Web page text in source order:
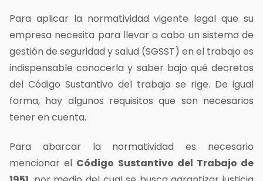
Para aplicar la normatividad vigente legal que su
empresa necesita para llevar a cabo un sistema de
gestión de seguridad y salud (SGSST) en el trabajo es
indispensable conocerla y saber bajo qué decretos
del Código Sustantivo del trabajo se rige. De igual
forma, hay algunos requisitos que son necesarios
tener en cuenta.
Para abarcar la normatividad es necesario
mencionar el Código Sustantivo del Trabajo de